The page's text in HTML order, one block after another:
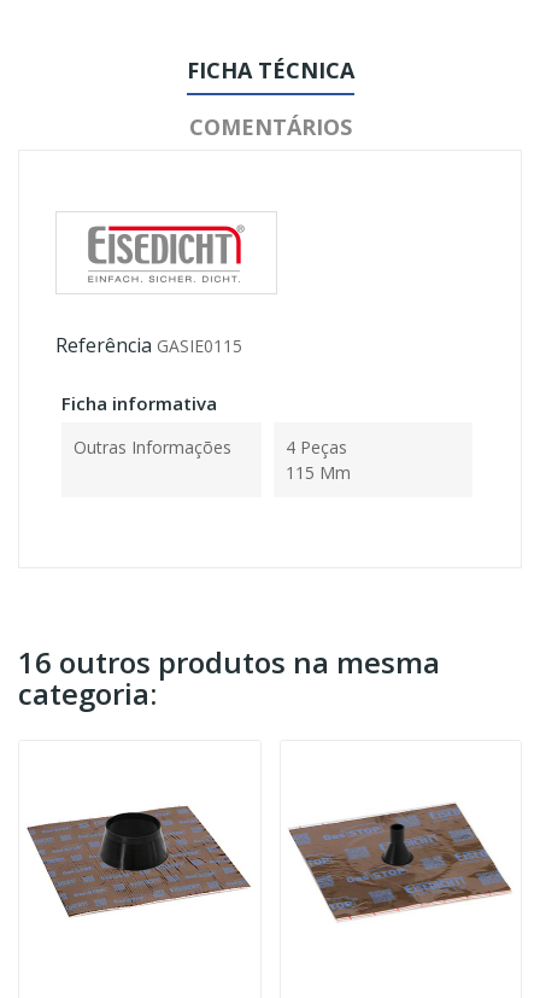
FICHA TÉCNICA
COMENTÁRIOS
Referência GASIE0115
Ficha informativa
Outras Informações
4 Peças
115 Mm
16 outros produtos na mesma
categoria: